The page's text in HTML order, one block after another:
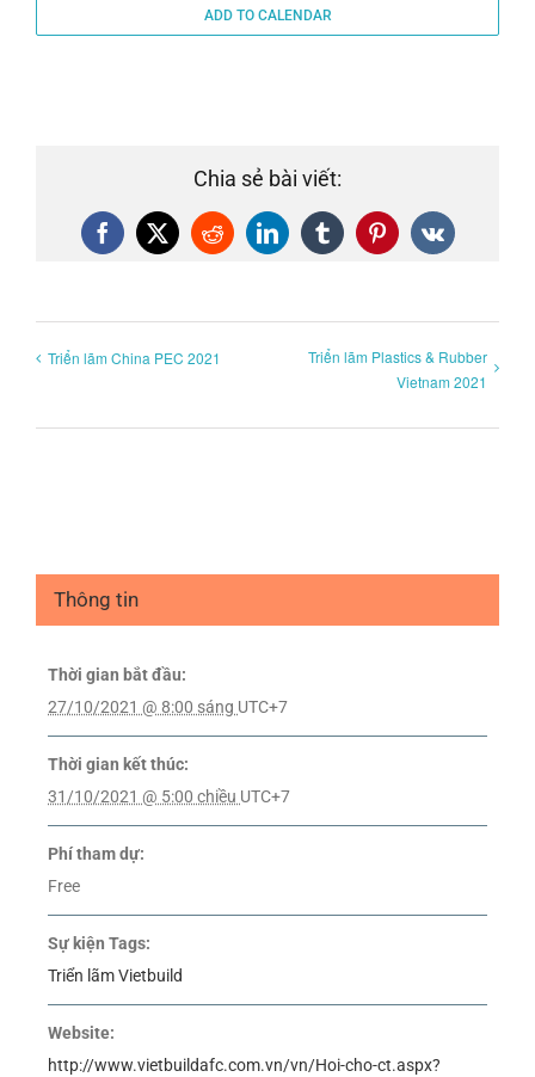
ADD TO CALENDAR
Chia sẻ bài viết:
Facebook
X RedditLinkedInTumblrPinterest
Vk
Triển lãm China PEC 2021
Triển lãm Plastics & Rubber
Vietnam 2021
Thông tin
Thời gian bắt đầu:
27/10/2021 @ 8:00 sáng UTC+7
Thời gian kết thúc:
31/10/2021 @ 5:00 chiều UTC+7
Phí tham dự:
Free
Sự kiện Tags:
Triển lãm Vietbuild
Website:
http://www.vietbuildafc.com.vn/vn/Hoi-cho-ct.aspx?